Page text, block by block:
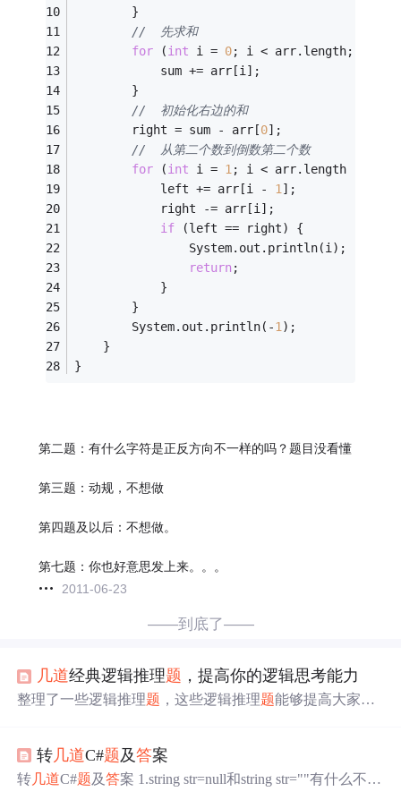
		}
//	先求和
for (int i = 0; i < arr.length; i++)
			sum += arr[i];
		}
//	初始化右边的和
		right = sum - arr[
0];
//	从第二个数到倒数第二个数
for (int i = 1; i < arr.length -
			left += arr[i -
1];
			right -= arr[i];
if (left == right) {
				System.out.println(i);
return;
			}
		}
		System.out.println(-
1);
	}
}
第二题：有什么字符是正反方向不一样的吗？题目没看懂
第三题：动规，不想做
第四题及以后：不想做。
第七题：你也好意思发上来。。。
2011-06-23
——到底了——
几道经典逻辑推理题 ，提高你的逻辑思考能力
整理了一些逻辑推理题 ，这些逻辑推理题能够提高大家的
考解决。答案的获取可以关注我的公众号：[AlbertYang]回
复相应题目获得，答 案不仅包括了机智类的回答，而且包
转 几道C#题及答案
转几道C#题及答案 1.string str=null和string str=""有什么不